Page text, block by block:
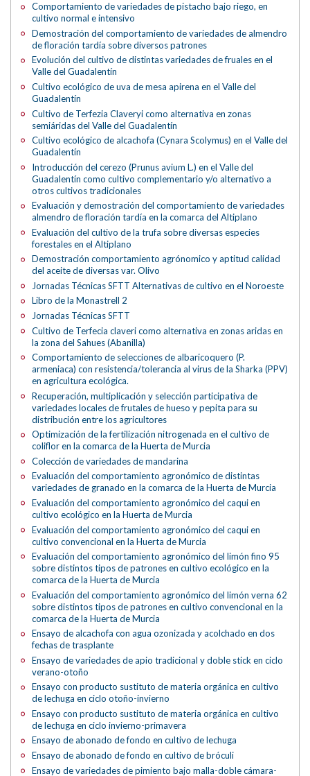
Comportamiento de variedades de pistacho bajo riego, en
cultivo normal e intensivo
Demostración del comportamiento de variedades de almendro
de floración tardía sobre diversos patrones
Evolución del cultivo de distintas variedades de fruales en el
Valle del Guadalentín
Cultivo ecológico de uva de mesa apirena en el Valle del
Guadalentín
Cultivo de Terfezia Claveryi como alternativa en zonas
semiáridas del Valle del Guadalentín
Cultivo ecológico de alcachofa (Cynara Scolymus) en el Valle del
Guadalentín
Introducción del cerezo (Prunus avium L.) en el Valle del
Guadalentín como cultivo complementario y/o alternativo a
otros cultivos tradicionales
Evaluación y demostración del comportamiento de variedades
almendro de floración tardía en la comarca del Altiplano
Evaluación del cultivo de la trufa sobre diversas especies
forestales en el Altiplano
Demostración comportamiento agrónomico y aptitud calidad
del aceite de diversas var. Olivo
Jornadas Técnicas SFTT Alternativas de cultivo en el Noroeste
Libro de la Monastrell 2
Jornadas Técnicas SFTT
Cultivo de Terfecia claveri como alternativa en zonas aridas en
la zona del Sahues (Abanilla)
Comportamiento de selecciones de albaricoquero (P.
armeniaca) con resistencia/tolerancia al virus de la Sharka (PPV)
en agricultura ecológica.
Recuperación, multiplicación y selección participativa de
variedades locales de frutales de hueso y pepita para su
distribución entre los agricultores
Optimización de la fertilización nitrogenada en el cultivo de
coliflor en la comarca de la Huerta de Murcia
Colección de variedades de mandarina
Evaluación del comportamiento agronómico de distintas
variedades de granado en la comarca de la Huerta de Murcia
Evaluación del comportamiento agronómico del caqui en
cultivo ecológico en la Huerta de Murcia
Evaluación del comportamiento agronómico del caqui en
cultivo convencional en la Huerta de Murcia
Evaluación del comportamiento agronómico del limón fino 95
sobre distintos tipos de patrones en cultivo ecológico en la
comarca de la Huerta de Murcia
Evaluación del comportamiento agronómico del limón verna 62
sobre distintos tipos de patrones en cultivo convencional en la
comarca de la Huerta de Murcia
Ensayo de alcachofa con agua ozonizada y acolchado en dos
fechas de trasplante
Ensayo de variedades de apio tradicional y doble stick en ciclo
verano-otoño
Ensayo con producto sustituto de materia orgánica en cultivo
de lechuga en ciclo otoño-invierno
Ensayo con producto sustituto de materia orgánica en cultivo
de lechuga en ciclo invierno-primavera
Ensayo de abonado de fondo en cultivo de lechuga
Ensayo de abonado de fondo en cultivo de bróculi
Ensayo de variedades de pimiento bajo malla-doble cámara-